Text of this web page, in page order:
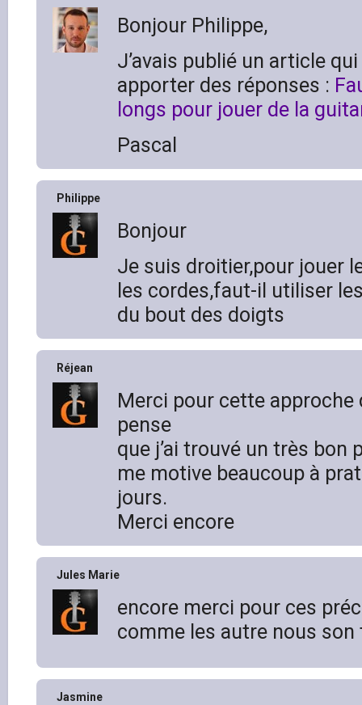
Bonjour Philippe,
J’avais publié un article
apporter des réponses :
longs pour jouer de la
Pascal
Philippe
Bonjour
Je suis droitier,pour jouer
les cordes,faut-il utiliser
du bout des doigts
Réjean
Merci pour cette approche
pense
que j’ai trouvé un très bon
me motive beaucoup à
jours.
Merci encore
Jules Marie
encore merci pour ces
comme les autre nous
Jasmine